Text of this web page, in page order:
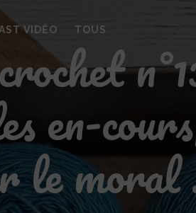
VIDÉO TOUS
le